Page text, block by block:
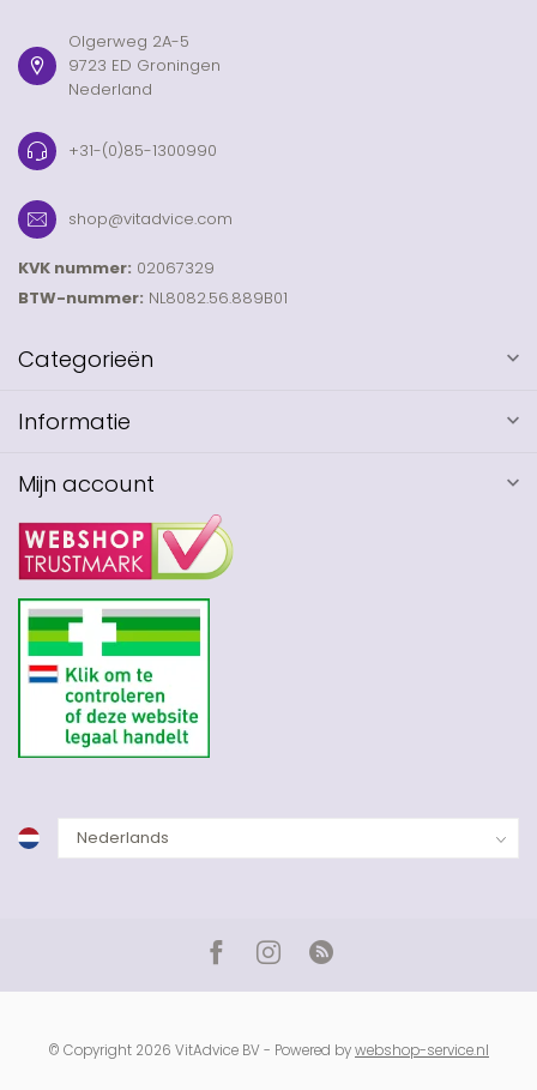
Olgerweg 2A-5
9723 ED Groningen
Nederland
+31-(0)85-1300990
shop@vitadvice.com
KVK nummer: 02067329
BTW-nummer: NL8082.56.889B01
Categorieën
Informatie
Mijn account
© Copyright 2026 VitAdvice BV - Powered bywebshop-service.nl